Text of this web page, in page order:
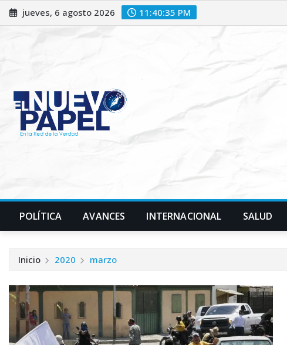
Saltar
al
jueves, 6 agosto 2026 11:40:36 PM
POLÍTICA AVANCES INTERNACIONAL SALUD
Inicio 2020 marzo